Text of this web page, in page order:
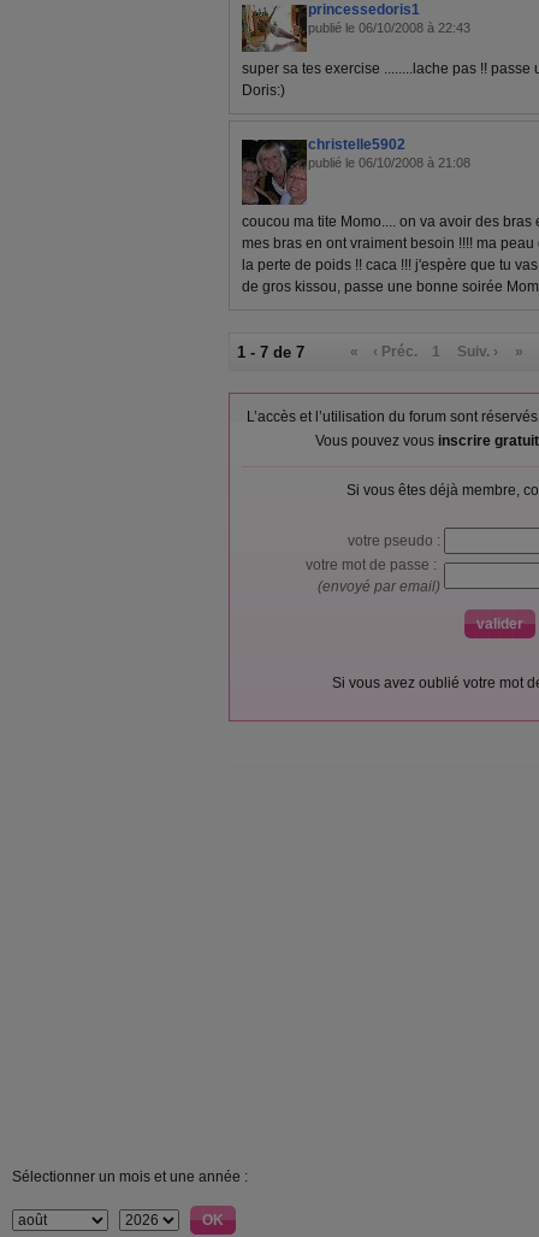
princessedoris1
publié le 06/10/2008 à 22:43
super sa tes exercise ........lache pas !!
Doris:)
christelle5902
publié le 06/10/2008 à 21:08
coucou ma tite Momo.... on va avoir des
mes bras en ont vraiment besoin !!!! ma
la perte de poids !! caca !!! j'espère que tu
de gros kissou, passe une bonne soirée
1 - 7 de 7 « ‹ Préc. 1 Suiv. › »
L’accès et l’utilisation du forum sont
Vous pouvez vous inscrire
Si vous êtes déjà membre,
votre pseudo :
votre mot de passe :
(envoyé par email)
Si vous avez oublié votre mot
Sélectionner un mois et une année :